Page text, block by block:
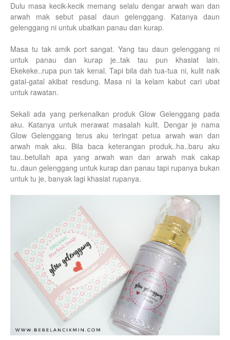
Dulu masa kecik-kecik memang selalu dengar arwah wan dan
arwah mak sebut pasal daun gelenggang. Katanya daun
gelenggang ni untuk ubatkan panau dan kurap.
Masa tu tak amik port sangat. Yang tau daun gelenggang ni
untuk panau dan kurap je..tak tau pun khasiat lain.
Ekekeke..rupa pun tak kenal. Tapi bila dah tua-tua ni, kulit naik
gatal-gatal akibat resdung. Masa ni la kelam kabut cari ubat
untuk rawatan.
Sekali ada yang perkenalkan produk Glow Gelenggang pada
aku. Katanya untuk merawat masalah kulit. Dengar je nama
Glow Gelenggang terus aku teringat petua arwah wan dan
arwah mak aku. Bila baca keterangan produk..ha..baru aku
tau..betullah apa yang arwah wan dan arwah mak cakap
tu..daun gelenggang untuk kurap dan panau tapi rupanya bukan
untuk tu je, banyak lagi khasiat rupanya.